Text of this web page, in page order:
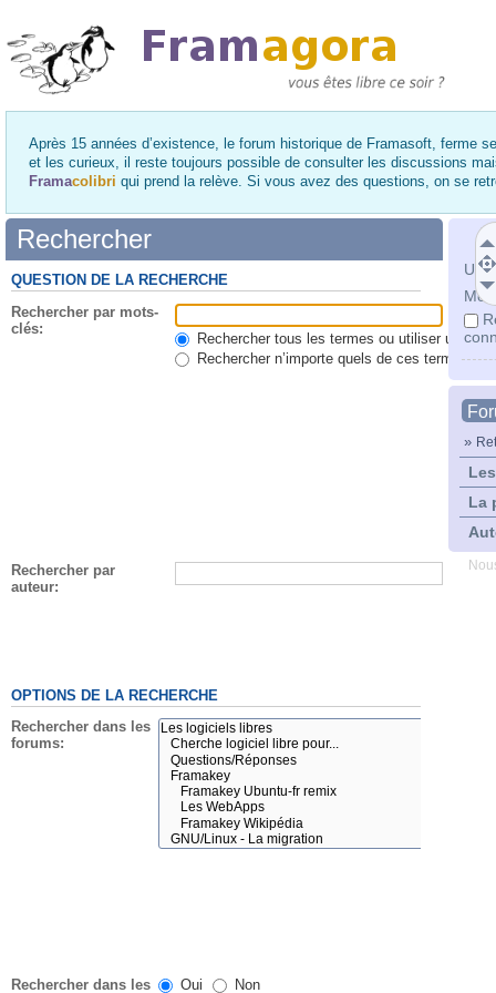
Après 15 années d’existence, le forum historique de Framasoft, ferme
et les curieux, il reste toujours possible de consulter les discussions
Framacolibri qui prend la relève. Si vous avez des questions, on se
Mot
»
La
Rechercher
QUESTION DE LA RECHERCHE
Rechercher par mots-
clés:
Rechercher tous les termes ou utiliser une
Rechercher n’importe quels de ces termes
Rechercher par
auteur:
OPTIONS DE LA RECHERCHE
Rechercher dans les
forums:
Rechercher dans les Oui Non